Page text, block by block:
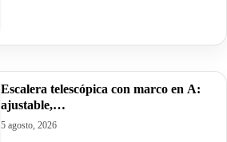
Escalera telescópica con marco en A:
ajustable,…
5 agosto, 2026